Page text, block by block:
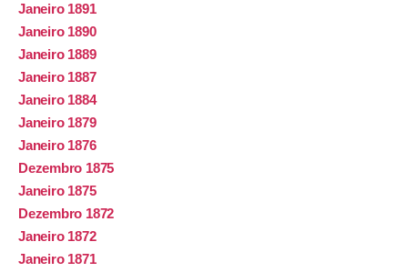
Janeiro 1891
Janeiro 1890
Janeiro 1889
Janeiro 1887
Janeiro 1884
Janeiro 1879
Janeiro 1876
Dezembro 1875
Janeiro 1875
Dezembro 1872
Janeiro 1872
Janeiro 1871